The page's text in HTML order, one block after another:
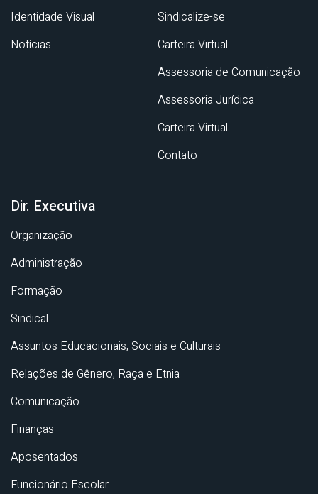
Identidade Visual
Notícias
Sindicalize-se
Carteira Virtual
Assessoria de Comunicação
Assessoria Jurídica
Carteira Virtual
Contato
Dir. Executiva
Organização
Administração
Formação
Sindical
Assuntos Educacionais, Sociais e Culturais
Relações de Gênero, Raça e Etnia
Comunicação
Finanças
Aposentados
Funcionário Escolar